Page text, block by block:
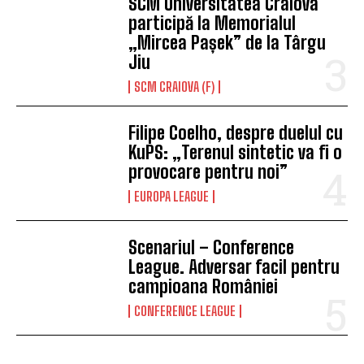
participă la Memorialul
„Mircea Pașek” de la Târgu
Jiu
SCM CRAIOVA (F)
Filipe Coelho, despre duelul cu
KuPS: „Terenul sintetic va fi o
provocare pentru noi”
EUROPA LEAGUE
Scenariul – Conference
League. Adversar facil pentru
campioana României
CONFERENCE LEAGUE